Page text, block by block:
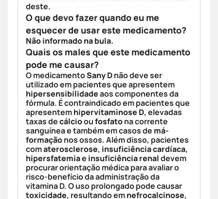
deste.
O que devo fazer quando eu me
esquecer de usar este medicamento?
Não informado na bula.
Quais os males que este medicamento
pode me causar?
O medicamentoSany Dnão deve ser
utilizado em pacientes que apresentem
hipersensibilidadeaos componentes da
fórmula. É contraindicado em pacientes que
apresentemhipervitaminose D, elevadas
taxas decálciooufosfatona corrente
sanguínea e também em casos de má-
formaçãonos ossos. Além disso, pacientes
comaterosclerose, insuficiência cardíaca,
hipersfatemiae insuficiência renaldevem
procurar orientação médica para avaliar o
risco-benefício da administração da
vitamina D. O uso prolongado pode causar
toxicidade, resultando emnefrocalcinose,